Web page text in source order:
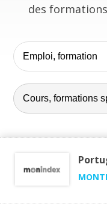
des